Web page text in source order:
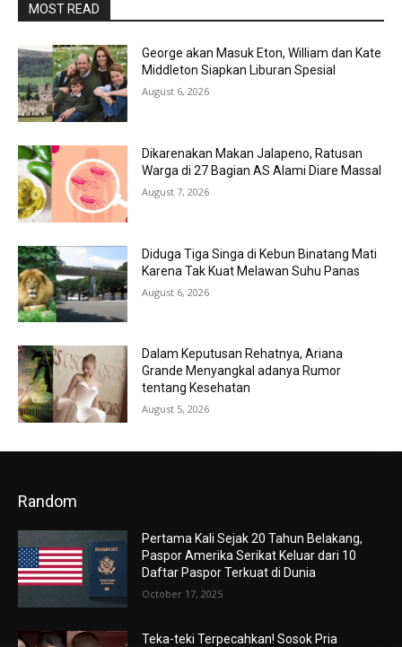
MOST READ
George akan Masuk Eton, William dan Kate
Middleton Siapkan Liburan Spesial
August 6, 2026
Dikarenakan Makan Jalapeno, Ratusan
Warga di 27 Bagian AS Alami Diare Massal
August 7, 2026
Diduga Tiga Singa di Kebun Binatang Mati
Karena Tak Kuat Melawan Suhu Panas
August 6, 2026
Dalam Keputusan Rehatnya, Ariana
Grande Menyangkal adanya Rumor
tentang Kesehatan
August 5, 2026
Random
Pertama Kali Sejak 20 Tahun Belakang,
Paspor Amerika Serikat Keluar dari 10
Daftar Paspor Terkuat di Dunia
October 17, 2025
Teka-teki Terpecahkan! Sosok Pria